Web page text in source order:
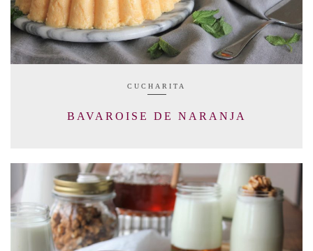
CUCHARITA
BAVAROISE DE NARANJA